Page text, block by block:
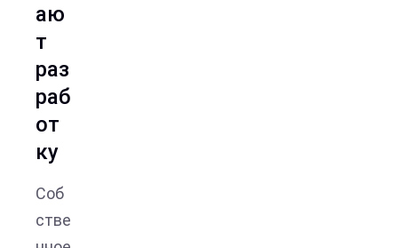
аю
т
раз
раб
от
ку
Соб
стве